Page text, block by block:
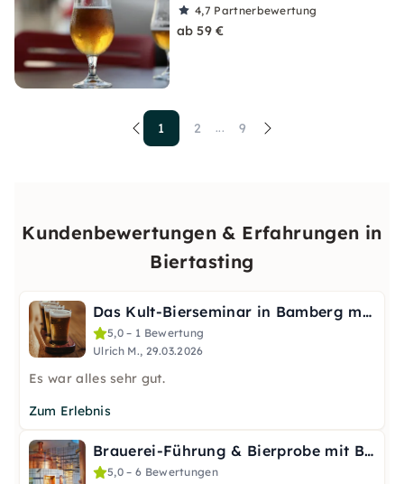
4,7 Partnerbewertung
ab 59 €
1 2 ... 9
Kundenbewertungen & Erfahrungen in
Biertasting
Das Kult-Bierseminar in Bamberg mit Biersommlier
5,0 – 1 Bewertung
Ulrich M., 29.03.2026
Es war alles sehr gut.
Zum Erlebnis
Brauerei-Führung & Bierprobe mit Biersommelier in Wiesbaden
5,0 – 6 Bewertungen